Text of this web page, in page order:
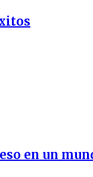
en un